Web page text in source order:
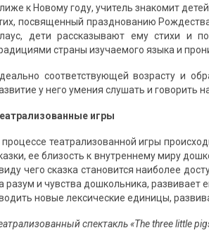
к Новому году, учитель знакомит
посвященный празднованию
дети рассказывают ему стихи и
страны изучаемого языка и
соответствующей возрасту и
у него умения слушать и говорить
игры
процессе театрализованной игры
ее близость к внутреннему миру
чего сказка становится наиболее
разум и чувства дошкольника, развивает
новые лексические единицы,
спектакль «Thethreelittle